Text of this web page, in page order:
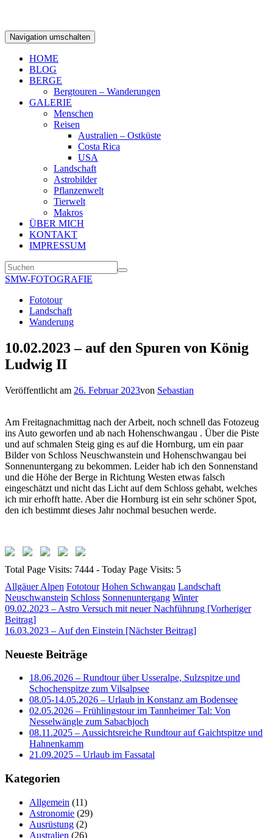
Navigation umschalten
HOME
BLOG
BERGE
Bergtouren – Wanderungen
GALERIE
Menschen
Reisen
Australien – Ostküste
Costa Rica
USA
Landschaft
Astrobilder
Pflanzenwelt
Tierwelt
Makros
ÜBER MICH
KONTAKT
IMPRESSUM
SMW-FOTOGRAFIE
Fototour
Landschaft
Wanderung
10.02.2023 – auf den Spuren von König
Ludwig II
Veröffentlicht am 26. Februar 2023von Sebastian
Am Freitagnachmittag nach der Arbeit, noch schnell das Fotozeug
ins Auto geworfen und ab nach Hohenschwangau . Über die Piste
und auf schmalen Steig ging es auf die Hornburg, um ein paar
Bilder von Schloss Neuschwanstein und Hohenschwangau bei
Sonnenuntergang zu bekommen. Leider hab ich den Sonnenstand
und die Höhe der Berge in Richtung Westen etwas falsch
eingeschätzt und nicht das Licht auf dem Schloss gehabt, welches
ich mir erhofft hatte. Aber die Hornburg ist ein sehr schöner Spot,
den ich bestimmt dieses Jahr nochmal besuchen werde.
Total Page Visits: 7444 - Today Page Visits: 5
Allgäuer Alpen Fototour Hohen Schwangau Landschaft
Neuschwanstein Schloss Sonnenuntergang Winter
Beitragsnavigation
09.02.2023 – Astro Versuch mit neuer Nachführung [Vorheriger
Beitrag]
16.03.2023 – Auf den Einstein [Nächster Beitrag]
Neueste Beiträge
18.06.2026 – Rundtour über Usseralpe, Sulzspitze und
Schochenspitze zum Vilsalpsee
08.05-14.05.2026 – Urlaub in Konstanz am Bodensee
02.05.2026 – Frühlingstour im Tannheimer Tal: Von
Nesselwängle zum Sabachjoch
08.11.2025 – Aussichtsreiche Rundtour auf Gaichtspitze und
Hahnenkamm
21.09.2025 – Urlaub im Fassatal
Kategorien
Allgemein (11)
Astronomie (29)
Ausrüstung (2)
Australien (26)